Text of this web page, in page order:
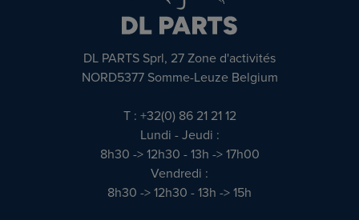
DL PARTS Sprl, 27 Zone d'activités
NORD5377 Somme-Leuze Belgium
T : +32(0) 86 21 21 12
Lundi - Jeudi :
8h30 -> 12h30 - 13h -> 17h00
Vendredi :
8h30 -> 12h30 - 13h -> 15h